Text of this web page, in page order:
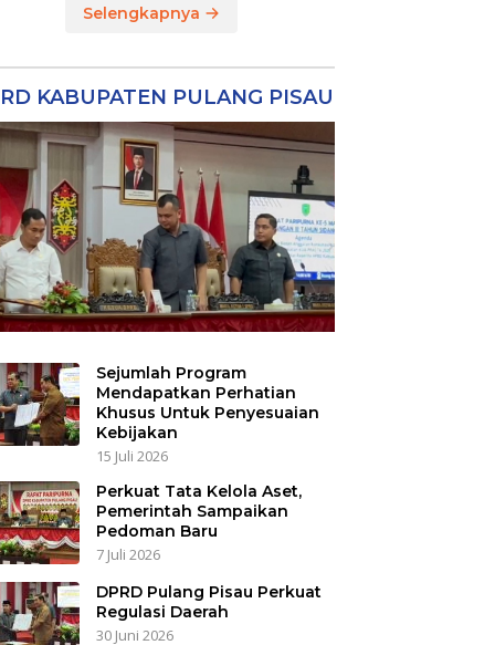
Selengkapnya
KABUPATEN PULANG PISAU
Sejumlah Program
Mendapatkan Perhatian
Khusus Untuk Penyesuaian
Kebijakan
15 Juli 2026
Perkuat Tata Kelola Aset,
Pemerintah Sampaikan
Pedoman Baru
7 Juli 2026
DPRD Pulang Pisau Perkuat
Regulasi Daerah
30 Juni 2026